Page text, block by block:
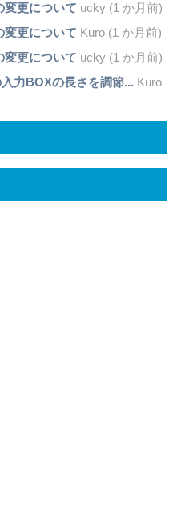
変更について ucky (1 か月前)
変更について Kuro (1 か月前)
変更について ucky (1 か月前)
力BOXの長さを調節... Kuro